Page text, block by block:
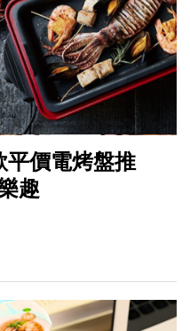
平價電烤盤推
趣